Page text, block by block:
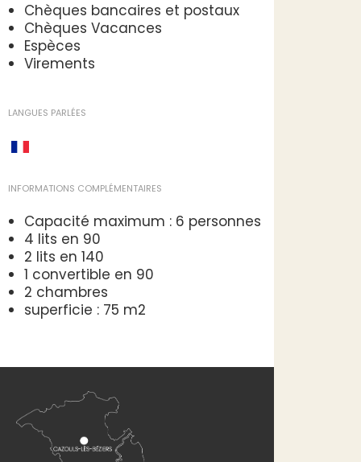
Chèques bancaires et postaux
Chèques Vacances
Espèces
Virements
LANGUES PARLÉES
INFORMATIONS COMPLÉMENTAIRES
Capacité maximum : 6 personnes
4 lits en 90
2 lits en 140
1 convertible en 90
2 chambres
superficie : 75 m2